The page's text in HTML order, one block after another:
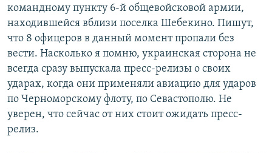
командному пункту 6-й общевойсковой армии,
находившейся вблизи поселка Шебекино. Пишут,
что 8 офицеров в данный момент пропали без
вести. Насколько я помню, украинская сторона не
всегда сразу выпускала пресс-релизы о своих
ударах, когда они применяли авиацию для ударов
по Черноморскому флоту, по Севастополю. Не
уверен, что сейчас от них стоит ожидать пресс-
релиз.